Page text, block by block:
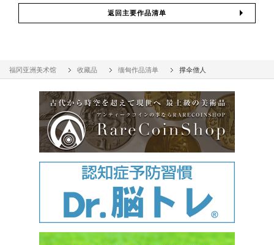
返回主要作品清单
福冈亚洲美术馆 收藏品 缅甸作品清单 撑伞僧人